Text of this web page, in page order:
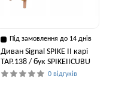
Під замовлення до 14 днів
Диван Signal SPIKE II карі
TAP.138 / бук SPIKEIICUBU
0 відгуків